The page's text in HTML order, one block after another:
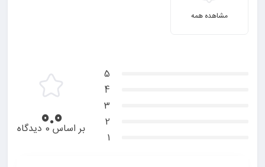
مشاهده همه
5
4
3
2
1
0.0بر اساس 0 دیدگاه